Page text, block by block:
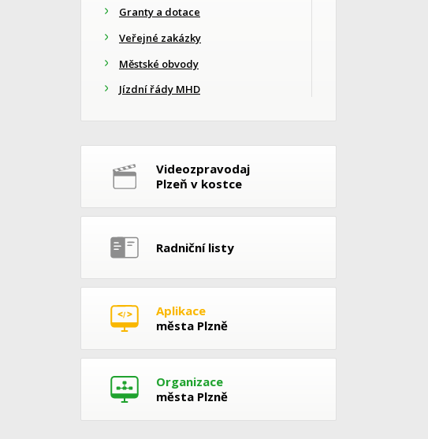
Granty a dotace
Veřejné zakázky
Městské obvody
Jízdní řády MHD
Videozpravodaj
Plzeň v kostce
Radniční listy
Aplikace
města Plzně
Organizace
města Plzně